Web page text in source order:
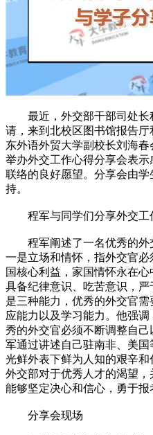
最近，外交部干部司处长
请，来到北校区图书馆报告
东外语外贸大学副校长刘海
举办外交工作心得分享会表
联络的良好愿望。分享会由
持。
程军与同学们分享外交工
程军阐述了一名优秀的外
一是立场和情怀，指外交官
国核心利益，家国情怀永在
具备纪律意识、吃苦意识，
是三种能力，优秀的外交官
应能力以及学习能力。他强
秀的外交官必须不断调整自
军通过讲述自己驻南非、美
光鲜外表下鲜为人知的艰辛
外交部对于优秀人才的渴望
能够坚定决心和信心，勇于报
分享会现场